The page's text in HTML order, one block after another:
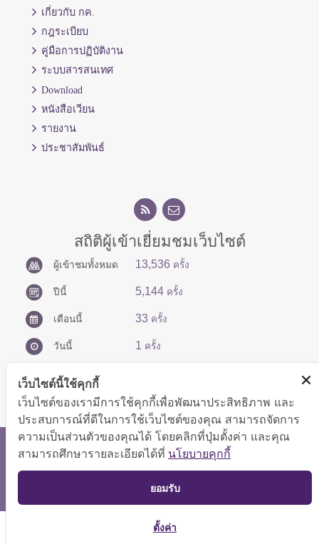
เกี่ยวกับ กค.
กฎระเบียบ
คู่มือการปฏิบัติงาน
ระบบสารสนเทศ
Download
หนังสือเวียน
รายงาน
ประชาสัมพันธ์
สถิติผู้เข้าเยี่ยมชมเว็บไซต์
ผู้เข้าชมทั้งหมด 13,536 ครั้ง
ปีนี้ 5,144 ครั้ง
เดือนนี้ 33 ครั้ง
วันนี้ 1 ครั้ง
สงวนลิขสิทธิ์ © 2566 กองบริหารการคลัง
แสดงผลได้ดีที่ขนาดหน้าจอ 1024x768 pixel
แผนผังเว็บไซต์
TOP
เว็บไซต์นี้ใช้คุกกี้
เว็บไซต์ของเรามีการใช้คุกกี้เพื่อพัฒนาประสิทธิภาพ และ
ประสบการณ์ที่ดีในการใช้เว็บไซต์ของคุณ สามารถจัดการ
ความเป็นส่วนตัวของคุณได้ โดยคลิกที่ปุ่มตั้งค่า และคุณ
สามารถศึกษารายละเอียดได้ที่ นโยบายคุกกี้
ยอมรับ
ตั้งค่า